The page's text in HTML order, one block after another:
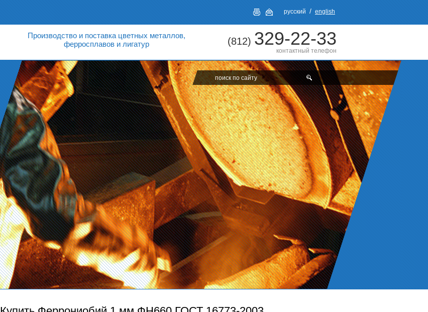
русский / english
(812) 329-22-33
контактный телефон
Производство и поставка цветных металлов,
ферросплавов и лигатур